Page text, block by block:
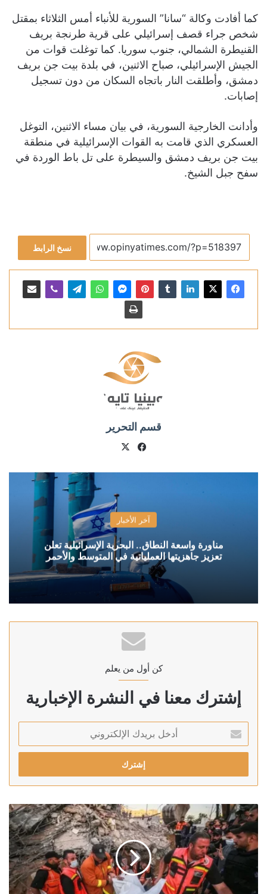
كما أفادت وكالة “سانا” السورية للأنباء أمس الثلاثاء بمقتل
شخص جراء قصف إسرائيلي على قرية طرنجة بريف
القنيطرة الشمالي، جنوب سوريا. كما توغلت قوات من
الجيش الإسرائيلي، صباح الاثنين، في بلدة بيت جن بريف
دمشق، وأطلقت النار باتجاه السكان من دون تسجيل
إصابات.
وأدانت الخارجية السورية، في بيان مساء الاثنين، التوغل
العسكري الذي قامت به القوات الإسرائيلية في منطقة
بيت جن بريف دمشق والسيطرة على تل باط الوردة في
سفح جبل الشيخ.
نسخ الرابط
قسم التحرير
فيسبوك
آخر الأخبار
مناورة واسعة النطاق.. البحرية الإسرائيلية تعلن
تعزيز جاهزيتها العملياتية في المتوسط والأحمر
كن أول من يعلم
إشترك معنا في النشرة الإخبارية
بريدك
الإلكتروني